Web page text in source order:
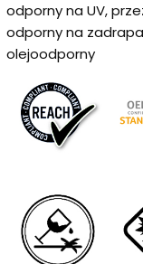
odporny na UV,
odporny na
olejoodporny